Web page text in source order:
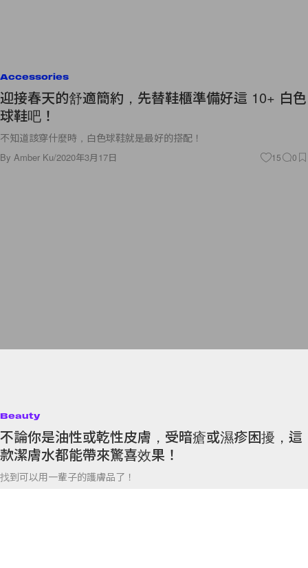
Accessories
迎接春天的舒適簡約，先替鞋櫃準備好這 10+ 白色
球鞋吧！
不知道該穿什麼時，白色球鞋就是最好的搭配！
By Amber Ku/2020年3月17日 15 0
不論你是油性或乾性皮膚，受暗瘡或濕疹困擾，這
款潔膚水都能帶來驚喜效果！
找到可以用一輩子的護膚品了！
ByCrystal Chan/2020年3月17日